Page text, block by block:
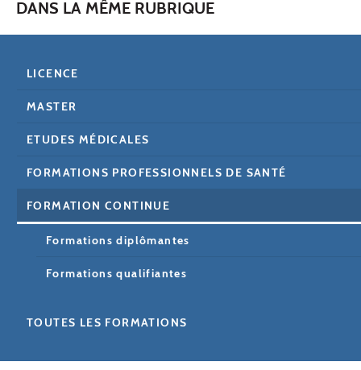
DANS LA MÊME RUBRIQUE
LICENCE
MASTER
ETUDES MÉDICALES
FORMATIONS PROFESSIONNELS DE SANTÉ
FORMATION CONTINUE
Formations diplômantes
Formations qualifiantes
TOUTES LES FORMATIONS